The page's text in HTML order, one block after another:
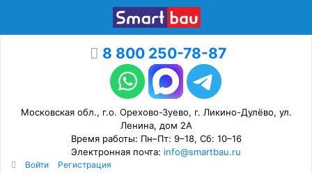
8 800 250-78-87
Московская обл., г.о. Орехово-Зуево, г. Ликино-Дулёво, ул.
Ленина, дом 2А
Время работы: Пн–Пт: 9–18, Сб: 10–16
Электронная почта: info@smartbau.ru
Войти
Регистрация